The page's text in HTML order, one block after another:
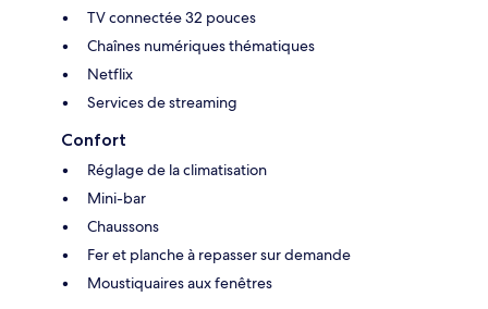
TV connectée 32 pouces
Chaînes numériques thématiques
Netflix
Services de streaming
Confort
Réglage de la climatisation
Mini-bar
Chaussons
Fer et planche à repasser sur demande
Moustiquaires aux fenêtres